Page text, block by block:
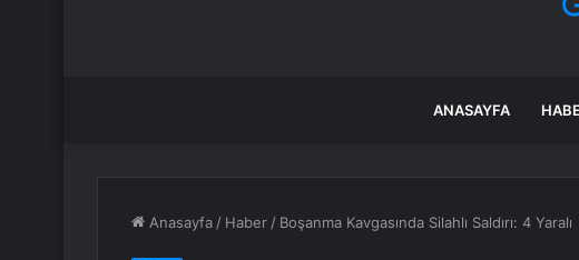
ANASAYFA
Anasayfa / Haber / Boşanma Kavgasında Silahlı Saldırı: 4 Yaralı